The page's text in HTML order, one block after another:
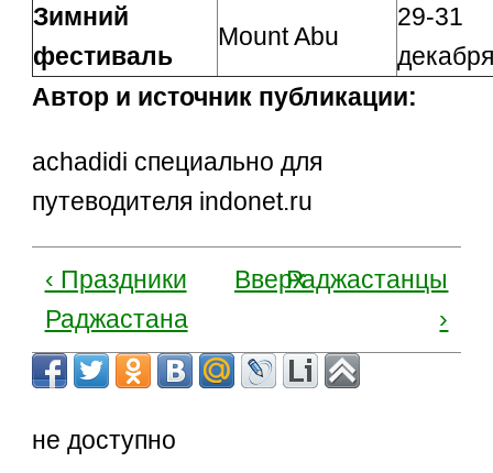
Зимний
фестиваль
Mount Abu
29-31
Автор и источник публикации:
achadidi специально для
путеводителя indonet.ru
‹ Праздники
Раджастана
ВверхРаджастанцы
›
не доступно